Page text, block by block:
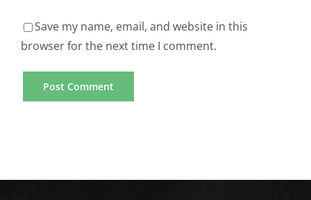
Save my name, email, and website in this
browser for the next time I comment.